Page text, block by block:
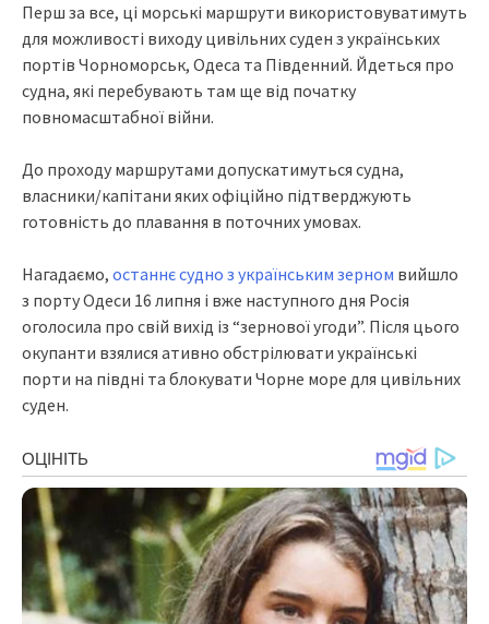
Перш за все, ці морські маршрути використовуватимуть
для можливості виходу цивільних суден з українських
портів Чорноморськ, Одеса та Південний. Йдеться про
судна, які перебувають там ще від початку
повномасштабної війни.
До проходу маршрутами допускатимуться судна,
власники/капітани яких офіційно підтверджують
готовність до плавання в поточних умовах.
Нагадаємо, останнє судно з українським зерном вийшло
з порту Одеси 16 липня і вже наступного дня Росія
оголосила про свій вихід із “зернової угоди”. Після цього
окупанти взялися ативно обстрілювати українські
порти на півдні та блокувати Чорне море для цивільних
суден.